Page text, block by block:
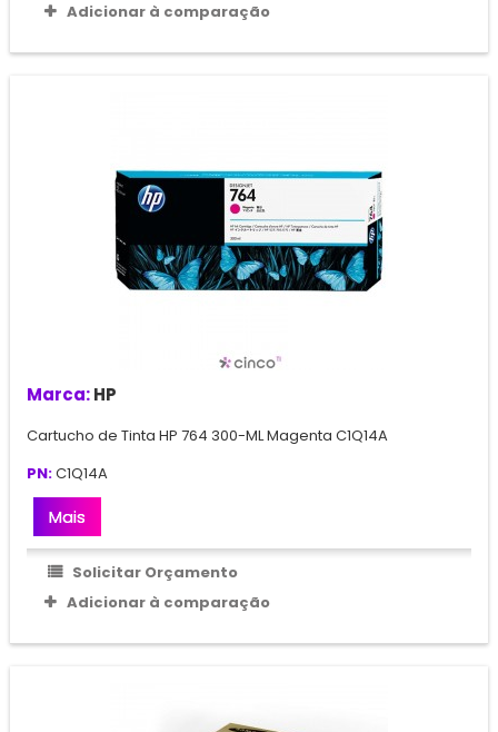
Adicionar à comparação
Marca:HP
Cartucho de Tinta HP 764 300-ML Magenta C1Q14A
PN:C1Q14A
Mais
Solicitar Orçamento
Adicionar à comparação